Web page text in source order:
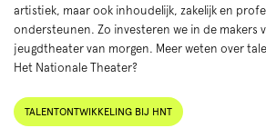
artistiek, maar ook inhoudelijk, zakelijk en
ondersteunen. Zo investeren we in de makers
jeugdtheater van morgen. Meer weten over
Het Nationale Theater?
TALENTONTWIKKELING BIJ HNT